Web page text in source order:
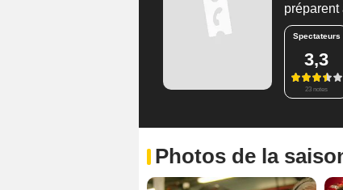
préparent
Spectateurs
3,3
23 notes
Photos de la